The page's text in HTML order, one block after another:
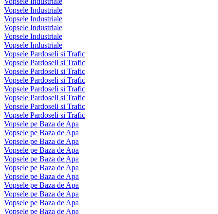
Vopsele Industriale
Vopsele Industriale
Vopsele Industriale
Vopsele Industriale
Vopsele Industriale
Vopsele Pardoseli si Trafic
Vopsele Pardoseli si Trafic
Vopsele Pardoseli si Trafic
Vopsele Pardoseli si Trafic
Vopsele Pardoseli si Trafic
Vopsele Pardoseli si Trafic
Vopsele Pardoseli si Trafic
Vopsele Pardoseli si Trafic
Vopsele pe Baza de Apa
Vopsele pe Baza de Apa
Vopsele pe Baza de Apa
Vopsele pe Baza de Apa
Vopsele pe Baza de Apa
Vopsele pe Baza de Apa
Vopsele pe Baza de Apa
Vopsele pe Baza de Apa
Vopsele pe Baza de Apa
Vopsele pe Baza de Apa
Vopsele pe Baza de Apa